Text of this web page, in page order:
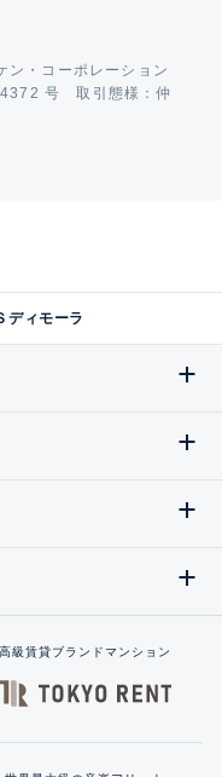
ン・コーポレーション
4372 号 取引態様：仲
ディモーラ
高級賃貸ブランドマンション